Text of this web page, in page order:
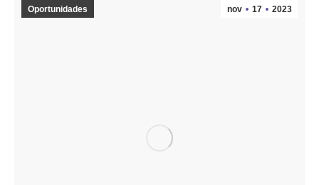
nov 17 2023
Oportunidades